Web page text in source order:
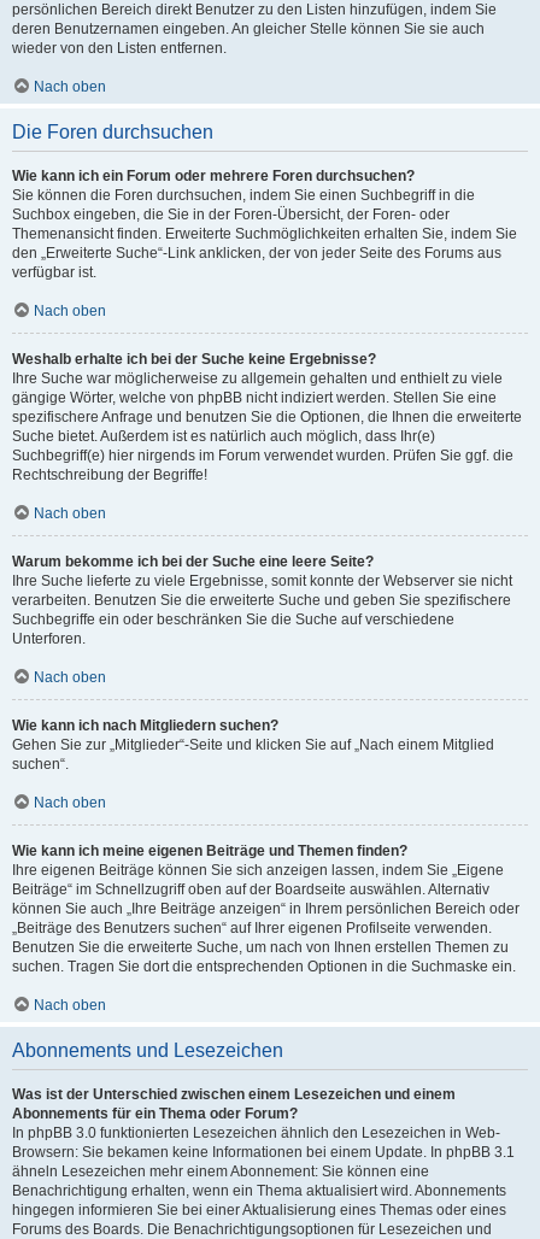
persönlichen Bereich direkt Benutzer zu den Listen hinzufügen, indem Sie
deren Benutzernamen eingeben. An gleicher Stelle können Sie sie auch
wieder von den Listen entfernen.
Nach oben
Die Foren durchsuchen
Wie kann ich ein Forum oder mehrere Foren durchsuchen?
Sie können die Foren durchsuchen, indem Sie einen Suchbegriff in die
Suchbox eingeben, die Sie in der Foren-Übersicht, der Foren- oder
Themenansicht finden. Erweiterte Suchmöglichkeiten erhalten Sie, indem Sie
den „Erweiterte Suche“-Link anklicken, der von jeder Seite des Forums aus
verfügbar ist.
Nach oben
Weshalb erhalte ich bei der Suche keine Ergebnisse?
Ihre Suche war möglicherweise zu allgemein gehalten und enthielt zu viele
gängige Wörter, welche von phpBB nicht indiziert werden. Stellen Sie eine
spezifischere Anfrage und benutzen Sie die Optionen, die Ihnen die erweiterte
Suche bietet. Außerdem ist es natürlich auch möglich, dass Ihr(e)
Suchbegriff(e) hier nirgends im Forum verwendet wurden. Prüfen Sie ggf. die
Rechtschreibung der Begriffe!
Nach oben
Warum bekomme ich bei der Suche eine leere Seite?
Ihre Suche lieferte zu viele Ergebnisse, somit konnte der Webserver sie nicht
verarbeiten. Benutzen Sie die erweiterte Suche und geben Sie spezifischere
Suchbegriffe ein oder beschränken Sie die Suche auf verschiedene
Unterforen.
Nach oben
Wie kann ich nach Mitgliedern suchen?
Gehen Sie zur „Mitglieder“-Seite und klicken Sie auf „Nach einem Mitglied
suchen“.
Nach oben
Wie kann ich meine eigenen Beiträge und Themen finden?
Ihre eigenen Beiträge können Sie sich anzeigen lassen, indem Sie „Eigene
Beiträge“ im Schnellzugriff oben auf der Boardseite auswählen. Alternativ
können Sie auch „Ihre Beiträge anzeigen“ in Ihrem persönlichen Bereich oder
„Beiträge des Benutzers suchen“ auf Ihrer eigenen Profilseite verwenden.
Benutzen Sie die erweiterte Suche, um nach von Ihnen erstellen Themen zu
suchen. Tragen Sie dort die entsprechenden Optionen in die Suchmaske ein.
Nach oben
Abonnements und Lesezeichen
Was ist der Unterschied zwischen einem Lesezeichen und einem
Abonnements für ein Thema oder Forum?
In phpBB 3.0 funktionierten Lesezeichen ähnlich den Lesezeichen in Web-
Browsern: Sie bekamen keine Informationen bei einem Update. In phpBB 3.1
ähneln Lesezeichen mehr einem Abonnement: Sie können eine
Benachrichtigung erhalten, wenn ein Thema aktualisiert wird. Abonnements
hingegen informieren Sie bei einer Aktualisierung eines Themas oder eines
Forums des Boards. Die Benachrichtigungsoptionen für Lesezeichen und